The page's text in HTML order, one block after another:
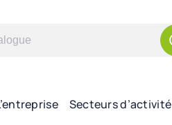
Secteurs d’activité